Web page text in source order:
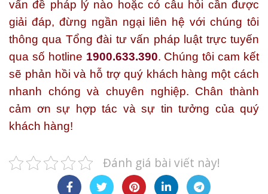
vấn đề pháp lý nào hoặc có câu hỏi cần được
giải đáp, đừng ngần ngại liên hệ với chúng tôi
thông qua Tổng đài tư vấn pháp luật trực tuyến
qua số hotline 1900.633.390. Chúng tôi cam kết
sẽ phản hồi và hỗ trợ quý khách hàng một cách
nhanh chóng và chuyên nghiệp. Chân thành
cảm ơn sự hợp tác và sự tin tưởng của quý
khách hàng!
Đánh giá bài viết này!